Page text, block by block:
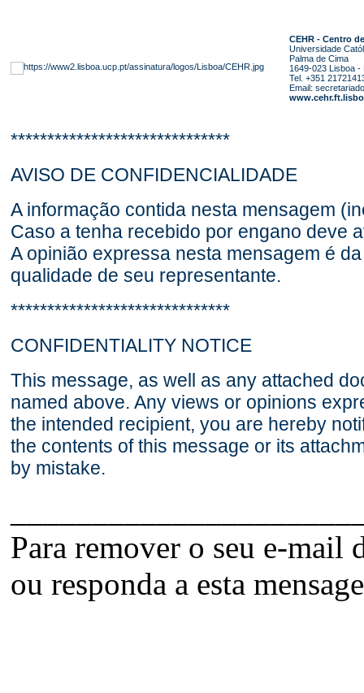
CEHR - Centro
Universidade
Palma de Cima
1649-023 Lisboa -
Tel. +351
Email:
******************************
AVISO DE CONFIDENCIALIDADE
A informação contida nesta mensagem
Caso a tenha recebido por engano deve
A opinião expressa nesta mensagem é
qualidade de seu representante.
******************************
CONFIDENTIALITY NOTICE
This message, as well as any attached
named above. Any views or opinions
the intended recipient, you are hereby
the contents of this message or its
by mistake.
Para remover o seu e-mail
ou responda a esta